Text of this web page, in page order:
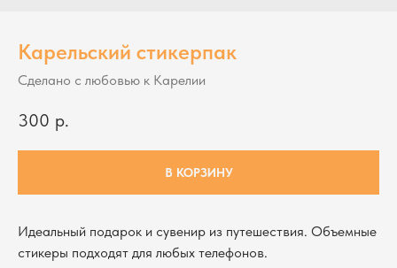
Карельский стикерпак
Сделано с любовью к Карелии
300 р.
В КОРЗИНУ
Идеальный подарок и сувенир из путешествия. Объемные
стикеры подходят для любых телефонов.